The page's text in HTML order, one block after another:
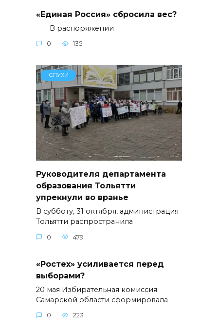
«Единая Россия» сбросила вес?
В распоряжении
0 135
СЛУХИ
Руководителя департамента
образования Тольятти
упрекнули во вранье
В субботу, 31 октября, администрация
Тольятти распространила
0 479
«Ростех» усиливается перед
выборами?
20 мая Избирательная комиссия
Самарской области сформировала
0 223